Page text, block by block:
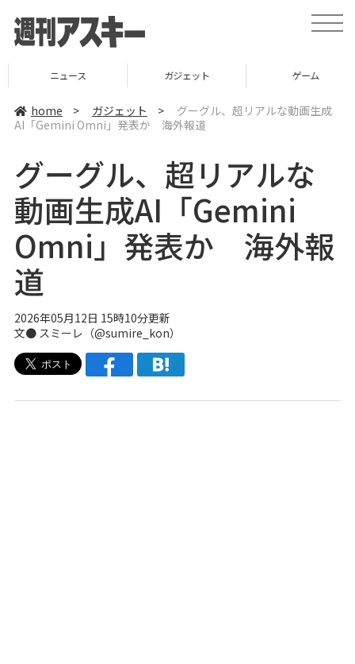
t
o
a
v
ニュース ガジェット ゲーム
home > ガジェット >
グーグル、超リアルな動画生成
AI「Gemini Omni」発表か 海外報道
グーグル、超リアルな
動画生成AI「Gemini
Omni」発表か 海外報
道
2026年05月12日 15時10分更新
文● スミーレ（@sumire_kon）